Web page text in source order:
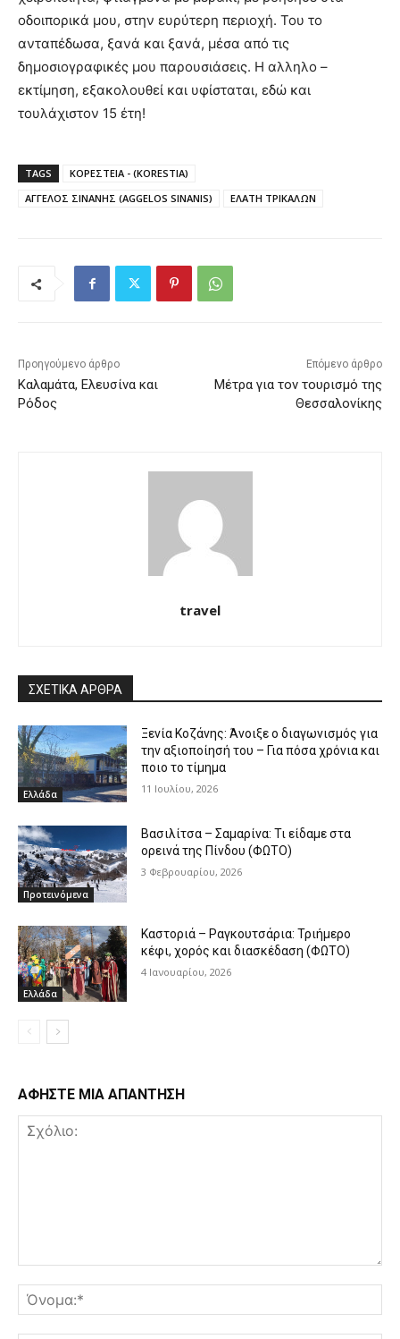
οδοιπορικά μου, στην ευρύτερη περιοχή. Του το
ανταπέδωσα, ξανά και ξανά, μέσα από τις
δημοσιογραφικές μου παρουσιάσεις. Η αλληλο –
εκτίμηση, εξακολουθεί και υφίσταται, εδώ και
τουλάχιστον 15 έτη!
TAGS
ΚΟΡΕΣΤΕΙΑ - (KORESTIA)
ΑΓΓΕΛΟΣ ΣΙΝΑΝΗΣ (AGGELOS SINANIS)
ΕΛΑΤΗ ΤΡΙΚΑΛΩΝ
Προηγούμενο άρθρο
Καλαμάτα, Ελευσίνα και
Ρόδος
Επόμενο άρθρο
Μέτρα για τον τουρισμό της
Θεσσαλονίκης
travel
ΣΧΕΤΙΚΑ ΑΡΘΡΑ
Ελλάδα
Ξενία Κοζάνης: Άνοιξε ο διαγωνισμός για
την αξιοποίησή του – Για πόσα χρόνια και
ποιο το τίμημα
11 Ιουλίου, 2026
Προτεινόμενα
Βασιλίτσα – Σαμαρίνα: Τι είδαμε στα
ορεινά της Πίνδου (ΦΩΤΟ)
3 Φεβρουαρίου, 2026
Ελλάδα
Καστοριά – Ραγκουτσάρια: Τριήμερο
κέφι, χορός και διασκέδαση (ΦΩΤΟ)
4 Ιανουαρίου, 2026
ΑΦΗΣΤΕ ΜΙΑ ΑΠΑΝΤΗΣΗ